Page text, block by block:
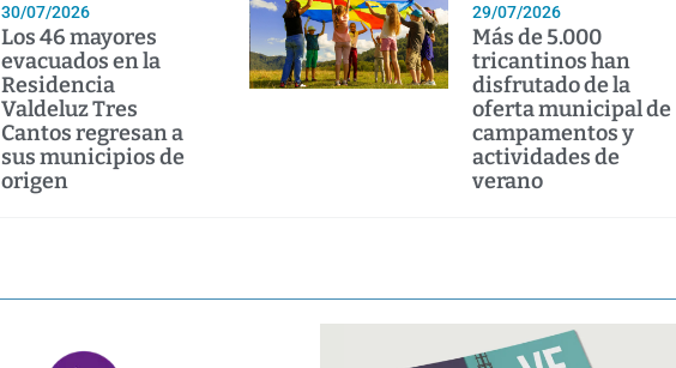
30/07/2026
Los 46 mayores
evacuados en la
Residencia
Valdeluz Tres
Cantos regresan a
sus municipios de
origen
29/07/2026
Más de 5.000
tricantinos han
disfrutado de la
oferta municipal de
campamentos y
actividades de
verano